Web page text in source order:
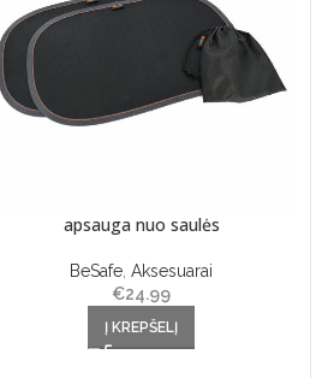
apsauga nuo saulės
BeSafe Aksesuarai
€24.99
Į KREPŠELĮ